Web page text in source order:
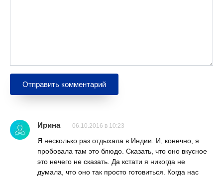
Ирина 06.10.2016 в 10:23
Я несколько раз отдыхала в Индии. И, конечно, я
пробовала там это блюдо. Сказать, что оно вкусное
это нечего не сказать. Да кстати я никогда не
думала, что оно так просто готовиться. Когда нас